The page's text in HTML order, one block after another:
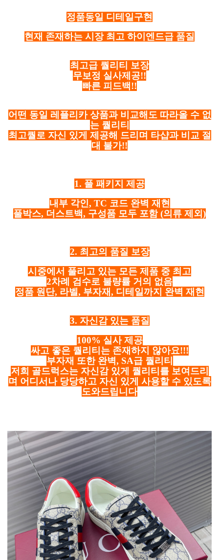
정품동일 디테일구현
현재 존재하는 시장 최고 하이엔드급 품질
최고급 퀄리티 보장
무보정 실사제공!!
빠른 피드백!!
어떤 동일 레플리카 상품과 비교해도 따라올 수 없
는 퀄리티
최고퀄로 자신 있게 제공해 드리며 타샵과 비교 절
대 불가!!
1. 풀 패키지 제공
내부 각인, TC 코드 완벽 재현
풀박스, 더스트백, 구성품 모두 포함 (의류 제외)
2. 최고의 품질 보장
시중에서 풀리고 있는 모든 제품 중 최고
2차례 검수로 불량률 거의 없음
정품 원단, 라벨, 부자재, 디테일까지 완벽 재현
3. 자신감 있는 품질
100% 실사 제공
싸고 좋은 퀄리티는 존재하지 않아요!!!
부자재 또한 완벽, SA급 퀄리티
저희 골드럭스는 자신감 있게 퀄리티를 보여드리
며 어디서나 당당하고 자신 있게 사용할 수 있도록
도와드립니다